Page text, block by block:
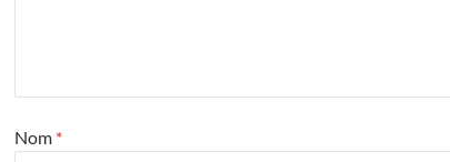
Nom *